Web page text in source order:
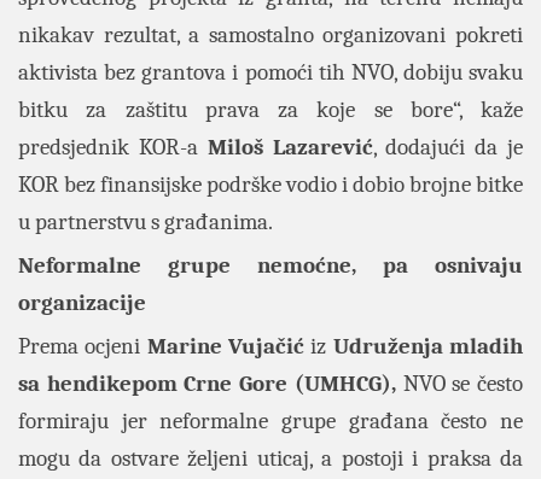
nikakav rezultat, a samostalno organizovani pokreti
aktivista bez grantova i pomoći tih NVO, dobiju svaku
bitku za zaštitu prava za koje se bore“, kaže
predsjednik KOR-a Miloš Lazarević, dodajući da je
KOR bez finansijske podrške vodio i dobio brojne bitke
u partnerstvu s građanima.
Neformalne grupe nemoćne, pa osnivaju
organizacije
Prema ocjeni Marine Vujačić iz Udruženja mladih
sa hendikepom Crne Gore (UMHCG), NVO se često
formiraju jer neformalne grupe građana često ne
mogu da ostvare željeni uticaj, a postoji i praksa da